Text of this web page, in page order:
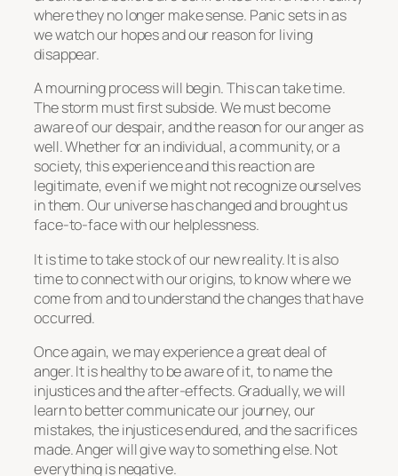
where they no longer make sense. Panic sets in as
we watch our hopes and our reason for living
disappear.
A mourning process will begin. This can take time.
The storm must first subside. We must become
aware of our despair, and the reason for our anger as
well. Whether for an individual, a community, or a
society, this experience and this reaction are
legitimate, even if we might not recognize ourselves
in them. Our universe has changed and brought us
face-to-face with our helplessness.
It is time to take stock of our new reality. It is also
time to connect with our origins, to know where we
come from and to understand the changes that have
occurred.
Once again, we may experience a great deal of
anger. It is healthy to be aware of it, to name the
injustices and the after-effects. Gradually, we will
learn to better communicate our journey, our
mistakes, the injustices endured, and the sacrifices
made. Anger will give way to something else. Not
everything is negative.